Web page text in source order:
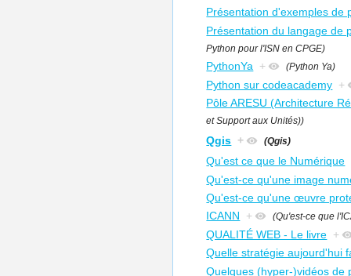
Présentation d'exemples de
Présentation du langage de
Python pour l'ISN en CPGE)
PythonYa + (Python Ya)
Python sur codeacademy +
Pôle ARESU (Architecture
et Support aux Unités))
Qgis + (Qgis)
Qu'est ce que le Numérique
Qu'est-ce qu'une image
Qu'est-ce qu'une œuvre
ICANN
+ (Qu'est-ce que
QUALITÉ WEB - Le livre +
Quelle stratégie aujourd'hui
Quelques (hyper-)vidéos de